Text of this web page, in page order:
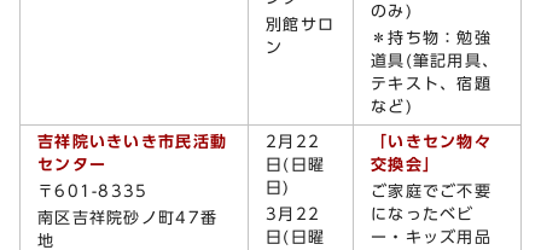
別館サロ
ン
のみ)
＊持ち物：勉強
道具(筆記用具、
テキスト、宿題
など)
吉祥院いきいき市民活動
センター
〒601-8335
南区吉祥院砂ノ町47番
地
2月22
日(日曜
日)
3月22
日(日曜
「いきセン物々
交換会」
ご家庭でご不要
になったベビ
ー・キッズ用品